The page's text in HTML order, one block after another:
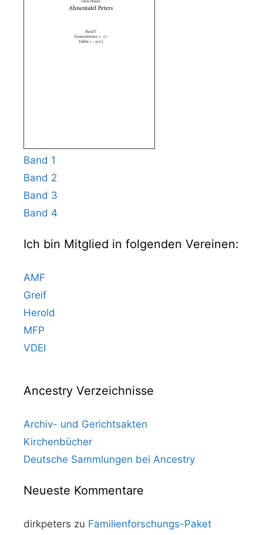
Band 1
Band 2
Band 3
Band 4
Ich bin Mitglied in folgenden Vereinen:
AMF
Greif
Herold
MFP
VDEI
Ancestry Verzeichnisse
Archiv- und Gerichtsakten
Kirchenbücher
Deutsche Sammlungen bei Ancestry
Neueste Kommentare
dirkpeters zu Familienforschungs-Paket